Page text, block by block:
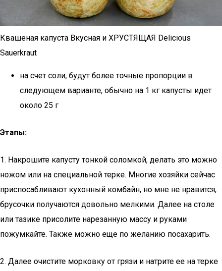
Квашеная капуста Вкусная и ХРУСТЯЩАЯ Delicious
Sauerkraut
на счет соли, будут более точные пропорции в
следующем варианте, обычно на 1 кг капусты идет
около 25 г
Этапы:
1. Накрошите капусту тонкой соломкой, делать это можно
ножом или на специальной терке. Многие хозяйки сейчас
приспосабливают кухонный комбайн, но мне не нравится,
брусочки получаются довольно мелкими. Далее на столе
или тазике присолите нарезанную массу и руками
пожумкайте. Также можно еще по желанию посахарить.
2. Далее очистите морковку от грязи и натрите ее на терке